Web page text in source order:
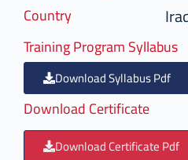
Country
Training Program Syllabus
Download Syllabus Pdf
Download Certificate
Download Certificate Pdf